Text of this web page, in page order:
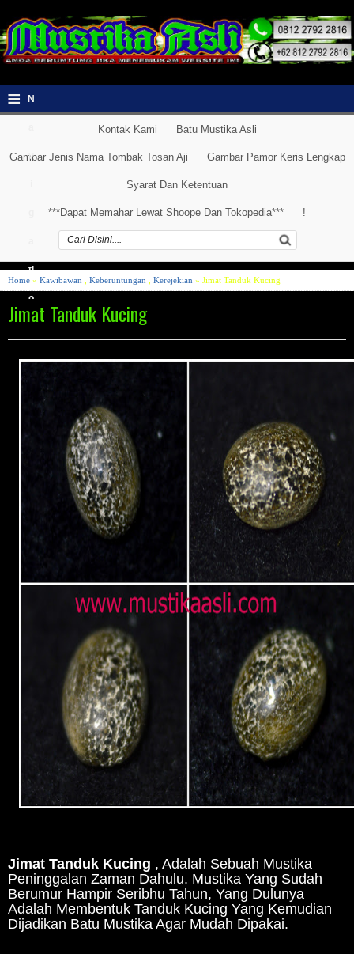
≡ N
v
ti
o
Kontak Kami Batu Mustika Asli
Gambar Jenis Nama Tombak Tosan Aji Gambar Pamor Keris Lengkap
Syarat Dan Ketentuan
***Dapat Memahar Lewat Shoope Dan Tokopedia*** !
Home » Kawibawan Keberuntungan Kerejekian » Jimat Tanduk Kucing
Jimat Tanduk Kucing
Jimat Tanduk Kucing , Adalah Sebuah Mustika
Peninggalan Zaman Dahulu. Mustika Yang Sudah
Berumur Hampir Seribhu Tahun, Yang Dulunya
Adalah Membentuk Tanduk Kucing Yang Kemudian
Dijadikan Batu Mustika Agar Mudah Dipakai.